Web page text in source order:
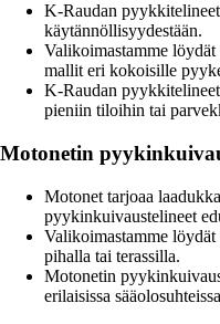
K-Raudan
käytännöllisyydestään.
Valikoimastamme
mallit eri kokoisille
K-Raudan
pieniin tiloihin tai
Motonetin
Motonet tarjoaa
pyykinkuivaustelineet
Valikoimastamme löydät
pihalla tai terassilla.
Motonetin
erilaisissa